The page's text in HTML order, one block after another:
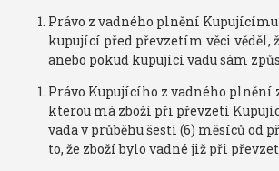
Právo z vadného plnění
kupující před převzetím věci věděl,
anebo pokud kupující vadu sám
Právo Kupujícího z vadného plnění
kterou má zboží při převzetí
vada v průběhu šesti (6) měsíců od
to, že zboží bylo vadné již při